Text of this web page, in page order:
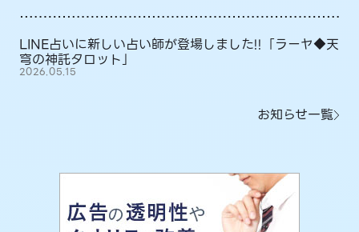
LINE占いに新しい占い師が登場しました!!「ラーヤ◆天
穹の神託タロット」
2026.05.15
お知らせ一覧